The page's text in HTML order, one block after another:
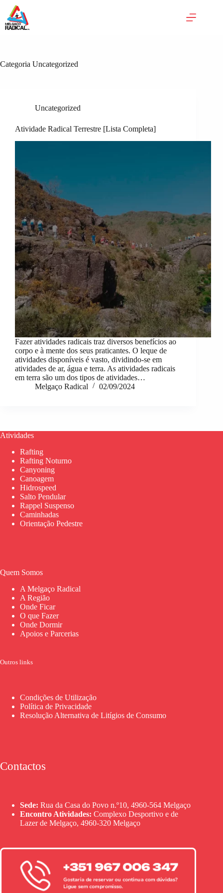
Pular
para
conteúdo
Categoria Uncategorized
Uncategorized
Atividade Radical Terrestre [Lista Completa]
Fazer atividades radicais traz diversos benefícios ao
corpo e à mente dos seus praticantes. O leque de
atividades disponíveis é vasto, dividindo-se em
atividades de ar, água e terra. As atividades radicais
em terra são um dos tipos de atividades…
Melgaço Radical
02/09/2024
Atividades
Rafting
Rafting Noturno
Canyoning
Canoagem
Hidrospeed
Salto Pendular
Rappel Suspenso
Caminhadas
Orientação Pedestre
Quem Somos
A Melgaço Radical
A Região
Onde Ficar
O que Fazer
Onde Dormir
Apoios e Parcerias
Outros links
Condições de Utilização
Política de Privacidade
Resolução Alternativa de Litígios de Consumo
Contactos
Sede: Rua da Casa do Povo n.º10, 4960-564 Melgaço
Encontro Atividades: Complexo Desportivo e de
Lazer de Melgaço, 4960-320 Melgaço